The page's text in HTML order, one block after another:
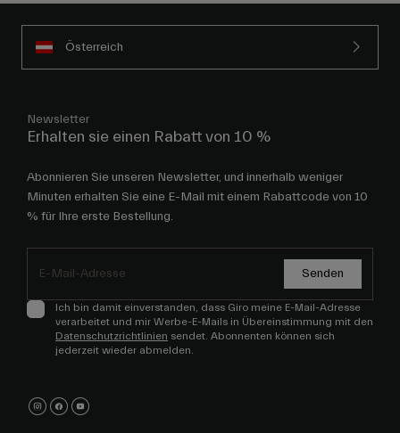
Österreich
Newsletter
Erhalten sie einen Rabatt von 10 %
Abonnieren Sie unseren Newsletter, und innerhalb weniger
Minuten erhalten Sie eine E-Mail mit einem Rabattcode von 10
% für Ihre erste Bestellung.
Senden
Ich bin damit einverstanden, dass Giro meine E-Mail-Adresse
verarbeitet und mir Werbe-E-Mails in Übereinstimmung mit den
Datenschutzrichtlinien sendet. Abonnenten können sich
jederzeit wieder abmelden.